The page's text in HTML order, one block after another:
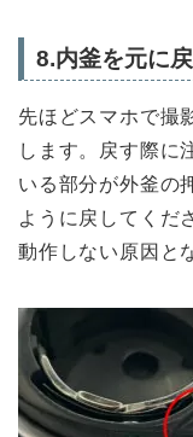
8.内釜を元に
先ほどスマホで撮
します。戻す際に
いる部分が外釜の
ように戻してくだ
動作しない原因と